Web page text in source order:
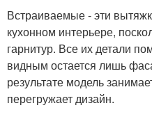
Встраиваемые - эти
кухонном интерьере,
гарнитур. Все их детали
видным остается лишь
результате модель
перегружает дизайн.